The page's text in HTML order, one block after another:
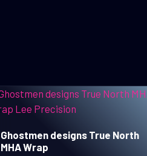
Ghostmen designs True North
MHA Wrap